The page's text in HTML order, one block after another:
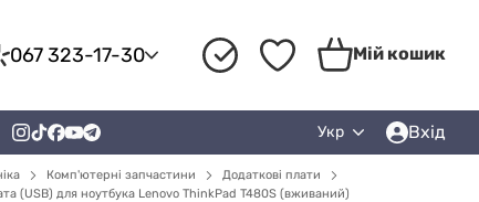
067 323-17-30 Мій кошик
Укр Вхід
Комп'ютерні запчастини
Додаткові плати
(USB) для ноутбука Lenovo ThinkPad T480S (вживаний)